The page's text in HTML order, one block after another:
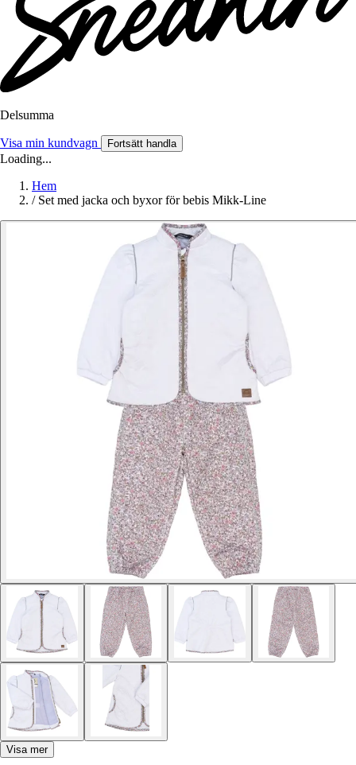
Delsumma
Visa min kundvagn Fortsätt handla
Loading...
Hem
/ Set med jacka och byxor för bebis Mikk-Line
Visa mer